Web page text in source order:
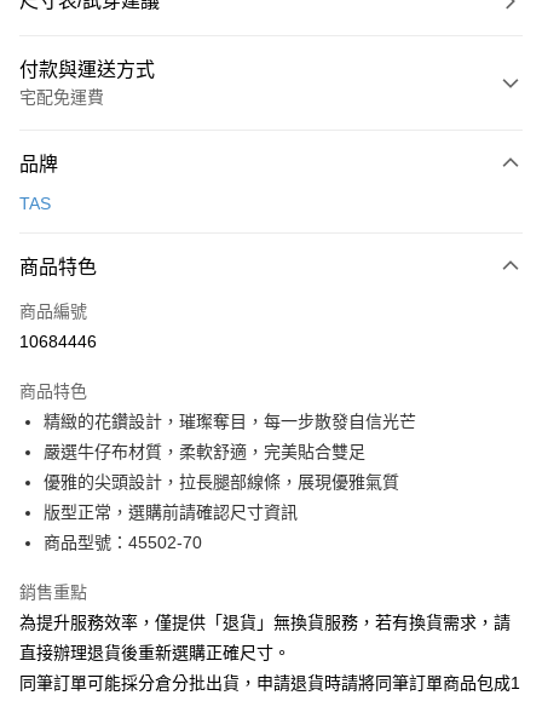
付款與運送方式
宅配免運費
信用卡一次付款
3 期 0 利率 每期
合作金庫商業銀行
上海商業儲蓄銀行
臺灣中小企業銀行
匯豐（台灣）商業銀行
華泰商業銀行
聯邦商業銀行
遠東國際商業銀行
元大商業銀行
永豐商業銀行
玉山商業銀行
星展（台灣）商業銀行
台灣樂天信用卡公司
合作金庫商業銀行
上海商業儲蓄銀行
國泰世華商業銀行
兆豐國際商業銀行
匯豐（台灣）商業銀行
華泰商業銀行
聯邦商業銀行
遠東國際商業銀行
元大商業銀行
永豐商業銀行
玉山商業銀行
台灣樂天信用卡公司
LINE Pay
Apple Pay
街口支付
悠遊付
Google Pay
相關說明
【大哥付你分期使用說明】
1.本服務由台灣大哥大提供，台灣大哥大用戶可立即使用無須另外申請。
流程，驗證手機門號後，選擇欲分期的期數、繳款截止日，確認付款後即完
AFTEE先享後付
相關說明
品牌
TAS
商品特色
商品編號
10684446
商品特色
精緻的花鑽設計，璀璨奪目，每一步散發自信光芒
嚴選牛仔布材質，柔軟舒適，完美貼合雙足
優雅的尖頭設計，拉長腿部線條，展現優雅氣質
版型正常，選購前請確認尺寸資訊
商品型號：45502-70
銷售重點
為提升服務效率，僅提供「退貨」無換貨服務，若有換貨需求，請
直接辦理退貨後重新選購正確尺寸。
同筆訂單可能採分倉分批出貨，申請退貨時請將同筆訂單商品包成1